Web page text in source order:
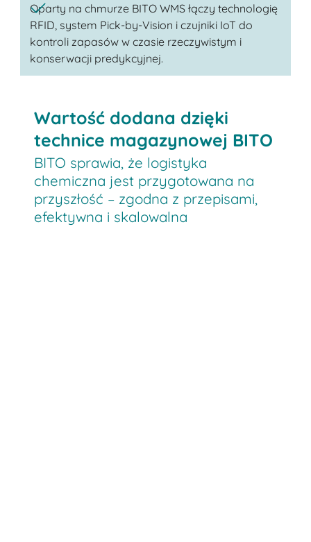
Oparty na chmurze BITO WMS łączy technologię
RFID, system Pick-by-Vision i czujniki IoT do
kontroli zapasów w czasie rzeczywistym i
konserwacji predykcyjnej.
Wartość dodana dzięki
technice magazynowej BITO
BITO sprawia, że logistyka
chemiczna jest przygotowana na
przyszłość – zgodna z przepisami,
efektywna i skalowalna